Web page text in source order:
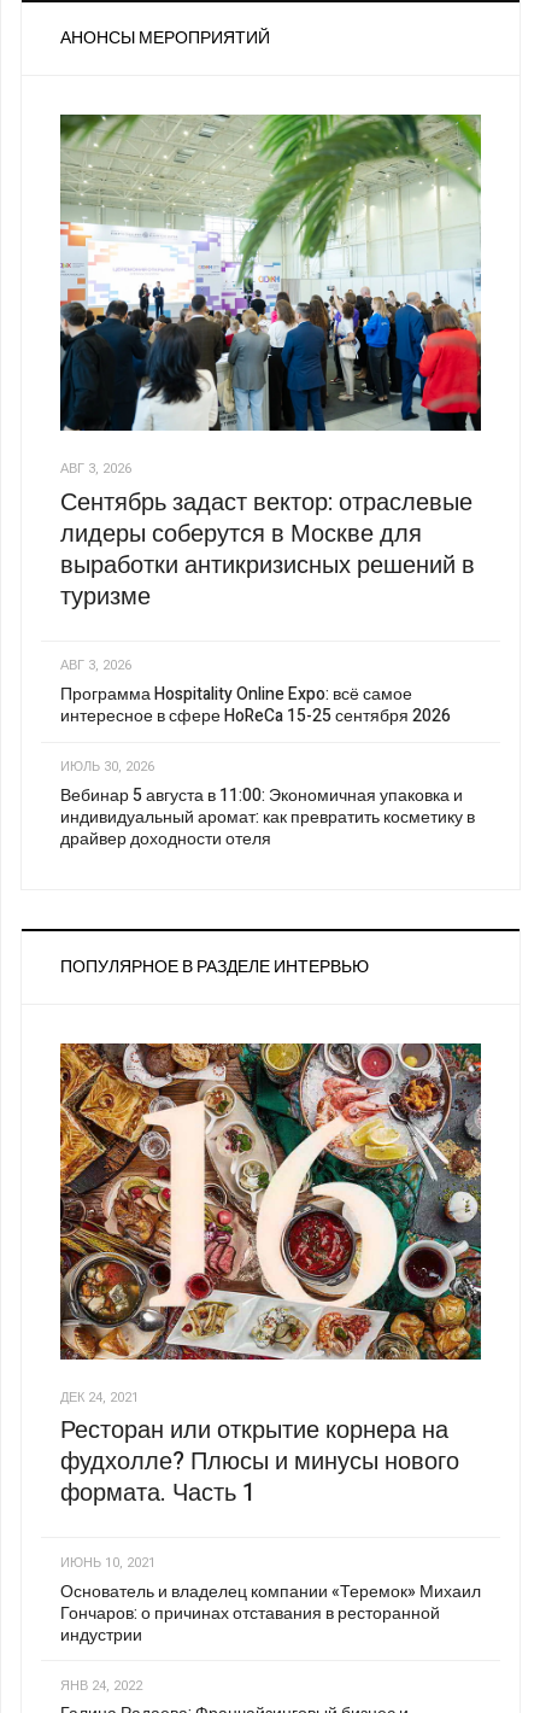
АНОНСЫ МЕРОПРИЯТИЙ
АВГ 3, 2026
Сентябрь задаст вектор: отраслевые
лидеры соберутся в Москве для
выработки антикризисных решений в
туризме
АВГ 3, 2026
Программа Hospitality Online Expo: всё самое
интересное в сфере HoReCa 15-25 сентября 2026
ИЮЛЬ 30, 2026
Вебинар 5 августа в 11:00: Экономичная упаковка и
индивидуальный аромат: как превратить косметику в
драйвер доходности отеля
ПОПУЛЯРНОЕ В РАЗДЕЛЕ ИНТЕРВЬЮ
ДЕК 24, 2021
Ресторан или открытие корнера на
фудхолле? Плюсы и минусы нового
формата. Часть 1
ИЮНЬ 10, 2021
Основатель и владелец компании «Теремок» Михаил
Гончаров: о причинах отставания в ресторанной
индустрии
ЯНВ 24, 2022